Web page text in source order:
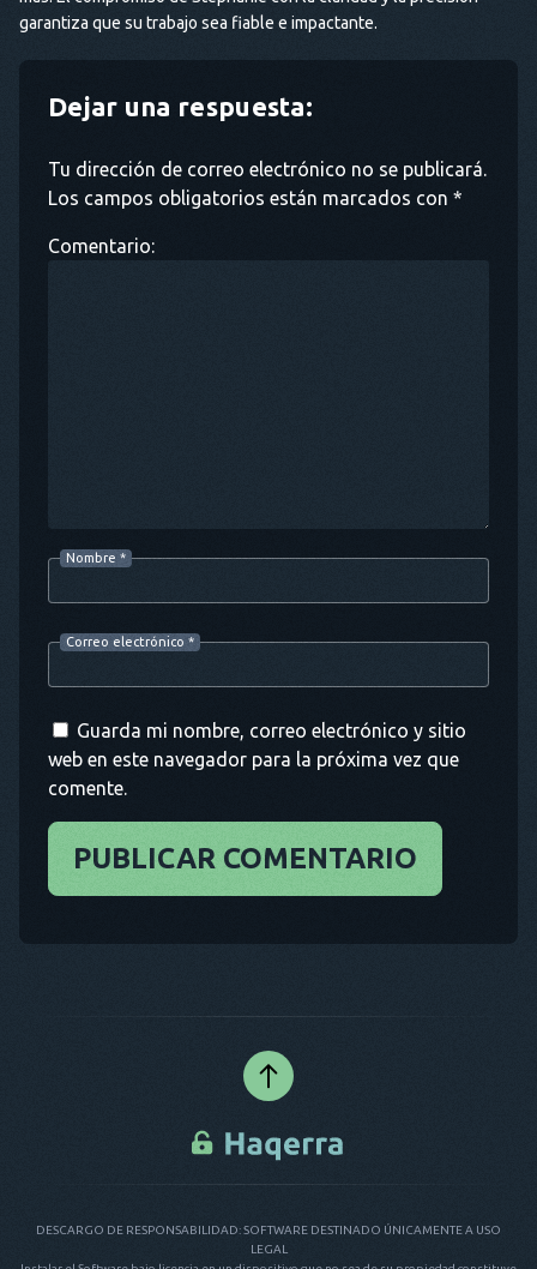
garantiza que su trabajo sea fiable e impactante.
Dejar una respuesta:
Tu dirección de correo electrónico no se publicará.
Los campos obligatorios están marcados con *
Comentario:
Nombre *
Correo electrónico *
Guarda mi nombre, correo electrónico y sitio
web en este navegador para la próxima vez que
comente.
PUBLICAR COMENTARIO
DESCARGO DE RESPONSABILIDAD: SOFTWARE DESTINADO ÚNICAMENTE A USO
LEGAL